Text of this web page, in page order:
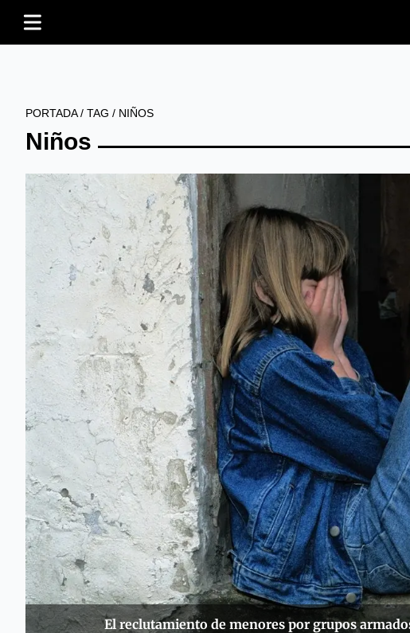
PORTADA/ TAG / NIÑOS
Niños
El reclutamiento de menores por grupos